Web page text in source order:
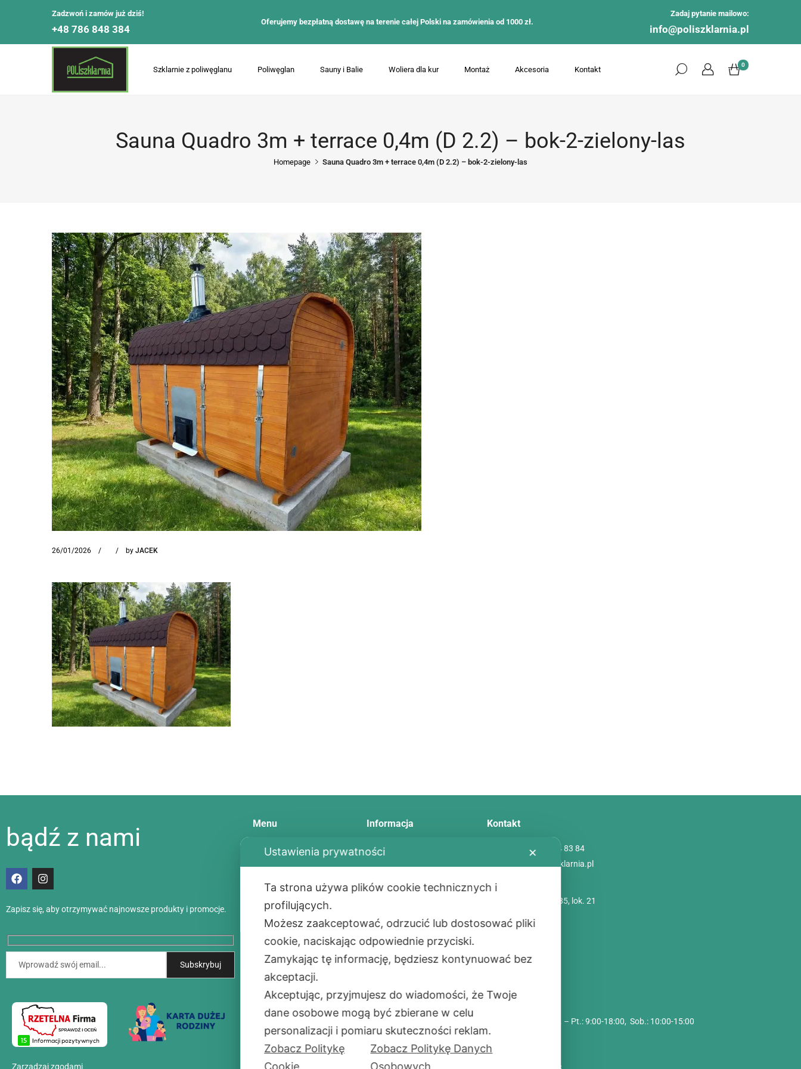
Zadzwoń i zamów już dziś!
+48 786 848 384
Oferujemy bezpłatną dostawę na terenie całej Polski na zamówienia od 1000 zł.
Zadaj pytanie mailowo:
info@poliszklarnia.pl
Szklarnie z poliwęglanu Poliwęglan Sauny i Balie Woliera dla kur Montaż Akcesoria Kontakt
0
Sauna Quadro 3m + terrace 0,4m (D 2.2) – bok-2-zielony-las
Homepage Sauna Quadro 3m + terrace 0,4m (D 2.2) – bok-2-zielony-las
26/01/2026 by JACEK
bądź z nami
Zapisz się, aby otrzymywać najnowsze produkty i promocje.
Zarządzaj zgodami
Menu
Metody płatności
Aktualności
Kontakt
O nas
Informacja
Zwrot i reklamacja
Montaż
Сzęste pytania
Uwaga: niektóre funkcje strony mogą nie działać
z powodu wybranych przez Ciebie opcji
prywatności.
Kontakt
+48 786 84 83 84
info@poliszklarnia.pl
Adres:
Aleje Jerozolimskie 85, lok. 21
Adres magazynu:
PL
Pon. – Pt.: 9:00-18:00, Sob.: 10:00-15:00
PoliPro SP.Z O. O.
NIP:
Ustawienia prywatności ✕
Ta strona używa plików cookie technicznych i
profilujących.
Możesz zaakceptować, odrzucić lub dostosować pliki
cookie, naciskając odpowiednie przyciski.
Zamykając tę informację, będziesz kontynuować bez
akceptacji.
Akceptując, przyjmujesz do wiadomości, że Twoje
dane osobowe mogą być zbierane w celu
personalizacji i pomiaru skuteczności reklam.
Zobacz Politykę
Cookie
Zobacz Politykę Danych
Osobowych